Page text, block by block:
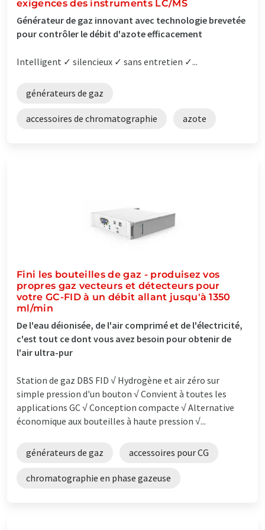
exigences des instruments LC/MS
Générateur de gaz innovant avec technologie brevetée
pour contrôler le débit d'azote efficacement
Intelligent ✓ silencieux ✓ sans entretien ✓...
générateurs de gaz
accessoires de chromatographie azote
Fini les bouteilles de gaz - produisez vos
propres gaz vecteurs et détecteurs pour
votre GC-FID à un débit allant jusqu'à 1350
ml/min
De l'eau déionisée, de l'air comprimé et de l'électricité,
c'est tout ce dont vous avez besoin pour obtenir de
l'air ultra-pur
Station de gaz DBS FID √ Hydrogène et air zéro sur
simple pression d'un bouton √ Convient à toutes les
applications GC √ Conception compacte √ Alternative
économique aux bouteilles à haute pression √...
générateurs de gaz accessoires pour CG
chromatographie en phase gazeuse